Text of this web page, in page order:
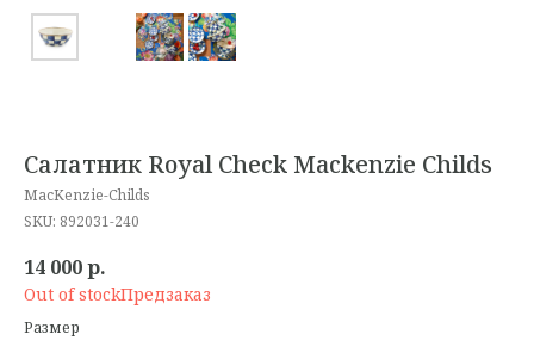
Салатник Royal Check Mackenzie Childs
MacKenzie-Childs
SKU: 892031-240
14 000р.
Out of stock
Размер